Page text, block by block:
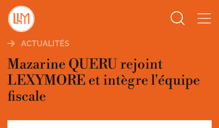
Search
for:
ACTUALITÉS
Mazarine QUERU rejoint
LEXYMORE et intègre l'équipe
fiscale